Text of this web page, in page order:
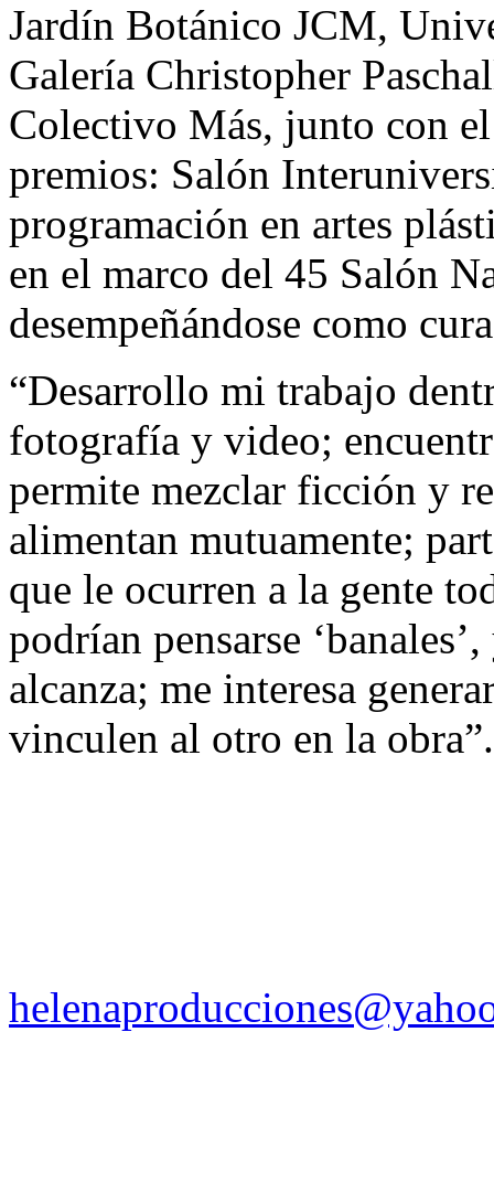
Jardín Botánico JCM,
Galería Christopher
Colectivo Más, junto con
premios: Salón
programación en artes
en el marco del 45 Salón
desempeñándose como
“Desarrollo mi trabajo
fotografía y video;
permite mezclar ficción y
alimentan mutuamente;
que le ocurren a la gente
podrían pensarse
alcanza; me interesa
vinculen al otro en la obra”.